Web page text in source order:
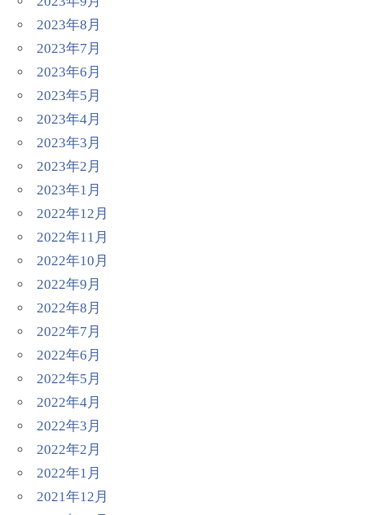
2023年8月
2023年7月
2023年6月
2023年5月
2023年4月
2023年3月
2023年2月
2023年1月
2022年12月
2022年11月
2022年10月
2022年9月
2022年8月
2022年7月
2022年6月
2022年5月
2022年4月
2022年3月
2022年2月
2022年1月
2021年12月